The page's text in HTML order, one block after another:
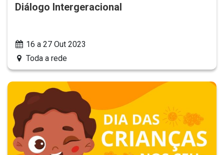
Diálogo Intergeracional
16 a 27 Out 2023
Toda a rede